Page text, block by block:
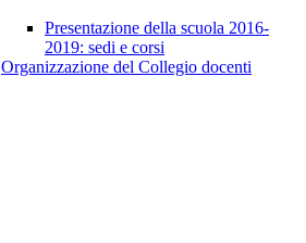
Presentazione della scuola 2016-
2019: sedi e corsi
Organizzazione del Collegio docenti